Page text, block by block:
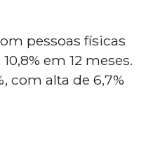
pessoas físicas
em 12 meses.
com alta de 6,7%